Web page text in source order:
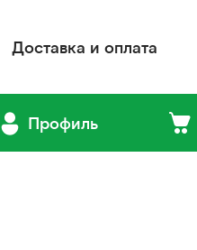
Доставка и оплата
Профиль